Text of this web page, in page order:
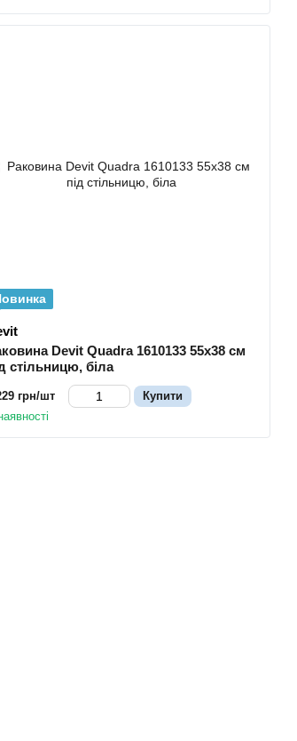
Devit Quadra 1610133 55х38 см
стільницю, біла
грн/шт
Купити